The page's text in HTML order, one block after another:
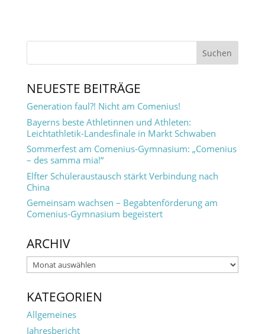
NEUESTE BEITRÄGE
Generation faul?! Nicht am Comenius!
Bayerns beste Athletinnen und Athleten:
Leichtathletik-Landesfinale in Markt Schwaben
Sommerfest am Comenius-Gymnasium: „Comenius
– des samma mia!“
Elfter Schüleraustausch stärkt Verbindung nach
China
Gemeinsam wachsen – Begabtenförderung am
Comenius-Gymnasium begeistert
ARCHIV
Archiv
KATEGORIEN
Allgemeines
Jahresbericht